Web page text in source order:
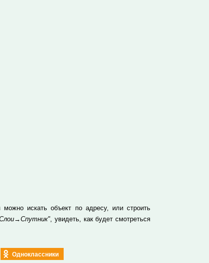
искать объект по адресу, или строить
, увидеть, как будет смотреться
Одноклассники